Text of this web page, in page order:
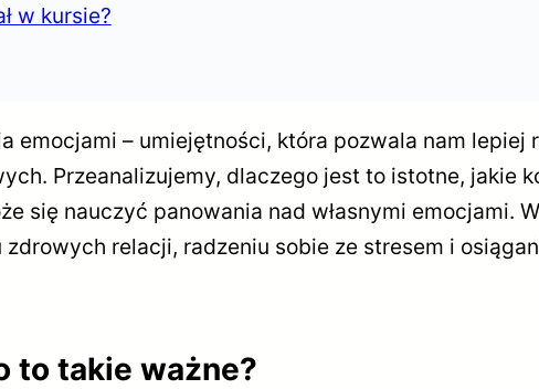
w kursie?
emocjami – umiejętności, która pozwala nam
Przeanalizujemy, dlaczego jest to istotne, jakie
się nauczyć panowania nad własnymi emocjami.
relacji, radzeniu sobie ze stresem i
to takie ważne?